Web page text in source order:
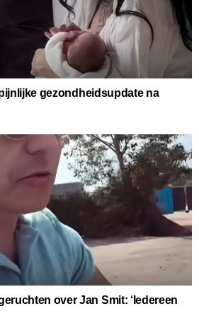
gezondheidsupdate na
over Jan Smit: ‘Iedereen